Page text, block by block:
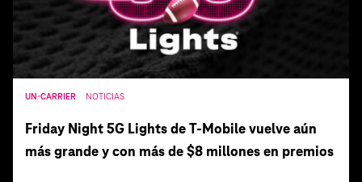
UN-CARRIER NOTICIAS
Friday Night 5G Lights de T‑Mobile vuelve aún
más grande y con más de $8 millones en premios